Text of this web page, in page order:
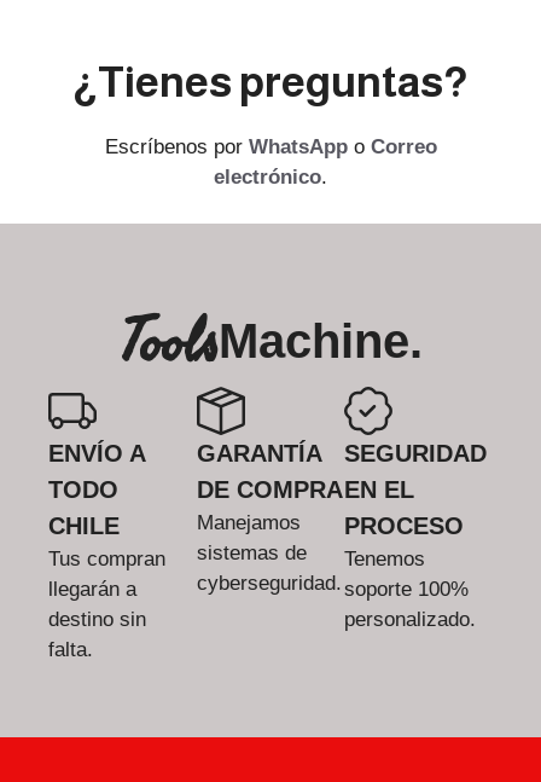
¿Tienes preguntas?
Escríbenos por WhatsAppo Correo
electrónico.
ToolsMachine.
ENVÍO A
TODO
CHILE
Tus compran
llegarán a
destino sin
falta.
GARANTÍA
DE COMPRA
Manejamos
sistemas de
cyberseguridad.
SEGURIDAD
EN EL
PROCESO
Tenemos
soporte 100%
personalizado.